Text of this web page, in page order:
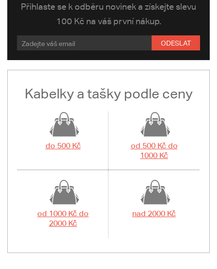
Přihlaste se k odběru novinek a získejte slevu
100 Kč na váš první nákup.
ODESLAT
Kabelky a tašky podle ceny
do 500 Kč
od 500 Kč do
1000 Kč
od 1000 Kč do
2000 Kč
nad 2000 Kč